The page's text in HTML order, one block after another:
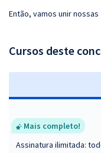
Então, vamos unir
Cursos deste
Mais completo!
Assinatura ilimitada: